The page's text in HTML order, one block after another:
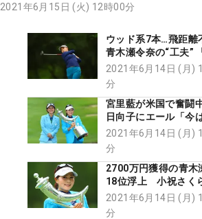
2021年6月15日 (火) 12時00分
ウッド系7本…飛距離
青木瀬令奈の“工夫”
選手のウェッジより
あげたい」【勝者の
2021年6月14日 (月)
分
宮里藍が米国で奮闘
日向子にエール「今
期間」 東京五輪代表候補選手
の印象は…
2021年6月14日 (月)
分
2700万円獲得の青木
18位浮上 小祝さく
彩佳、原英莉花に全
【女子賞金ランキン
2021年6月14日 (月)
分